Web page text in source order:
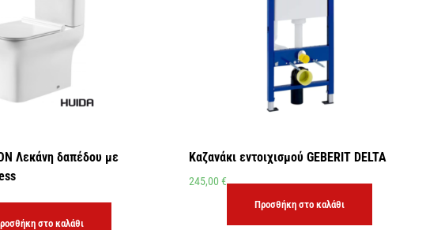
Λεκάνη δαπέδου με
στο καλάθι
Καζανάκι εντοιχισμού GEBERIT DELTA
245,00 €
Προσθήκη στο καλάθι